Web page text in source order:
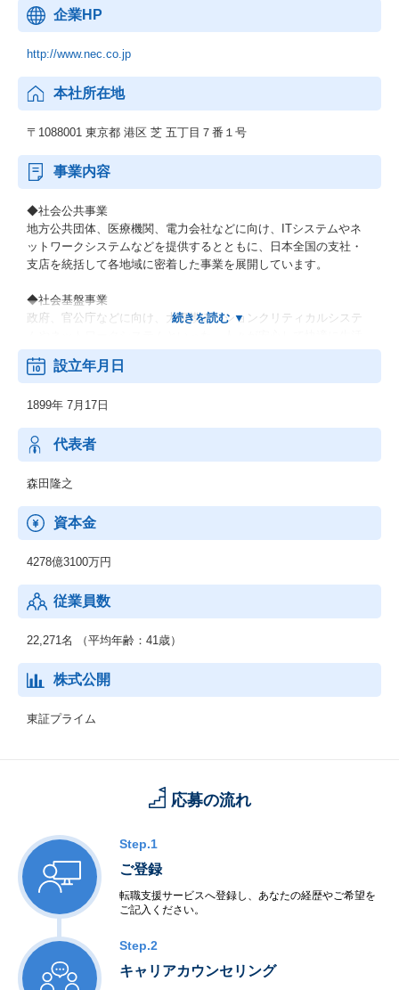
企業HP
http://www.nec.co.jp
本社所在地
〒1088001 東京都 港区 芝 五丁目７番１号
事業内容
◆社会公共事業
地方公共団体、医療機関、電力会社などに向け、ITシステムやネ
ットワークシステムなどを提供するとともに、日本全国の支社・
支店を統括して各地域に密着した事業を展開しています。
◆社会基盤事業
政府、官公庁などに向け、大規模ミッションクリティカルシステ
できるための社会インフラを提供しています。
製造業、流通・サービス業、金融業などの民需向けにITソリュー
ションを提供し、お客さまの新サービス立ち上げなどに貢献して
います。最先端のデジタル技術を活用し、お客さまとの共創を通
じて、人やモノ、プロセスを企業・産業の枠を超えてつなぎ、バ
リューチェーン全体で新たな価値を生み出します。
◆ネットワークサービス事業
通信事業者向けに、ネットワーク構築に必要な機器や運用管理の
に、IoT/5G時代に向けてネットワークへのニーズが多様化する
中、テレコムキャリア市場で培ったネットワークの強みをサービ
スプロバイダや製造業、流通・サービス業、自治体などの市場に
展開していきます。
海外市場を対象として、セーファーシティ（パブリックセーフテ
ィ、デジタル・ガバメント、デジタル・ファイナンス）、サービ
スプロバイダ向けソフトウェア・サービス、海洋システムなどを
提供しています。AI、IoT関連の先端技術を活用し、安全・安心で
設立年月日
1899年 7月17日
代表者
森田隆之
資本金
4278億3100万円
従業員数
22,271名 （平均年齢：41歳）
株式公開
東証プライム
応募の流れ
Step.1
ご登録
転職支援サービスへ登録し、あなたの経歴やご希望を
ご記入ください。
Step.2
キャリアカウンセリング